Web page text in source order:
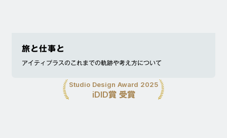
旅と仕事と
アイティプラスのこれまでの軌跡や考え方について
Studio Design Award 2025
iDID賞 受賞